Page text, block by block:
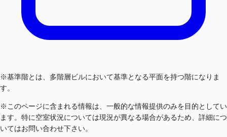
※基準階とは、多階層ビルにおいて基準となる平面を持つ階になりま
す。
※このページに含まれる情報は、一般的な情報提供のみを目的としてい
ます。特に空室状況については現況が異なる場合があるため、詳細につ
いてはお問い合わせ下さい。